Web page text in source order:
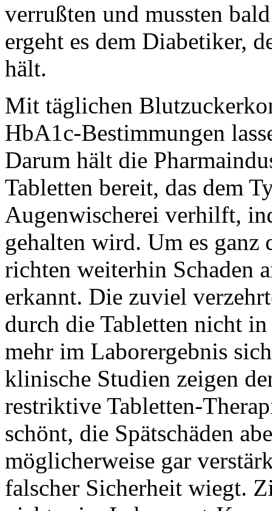
verrußten und mussten
ergeht es dem Diabetiker,
hält.
Mit täglichen
HbA1c-Bestimmungen
Darum hält die
Tabletten bereit, das dem
Augenwischerei verhilft,
gehalten wird. Um es ganz
richten weiterhin Schaden
erkannt. Die zuviel
durch die Tabletten nicht
mehr im Laborergebnis
klinische Studien zeigen
restriktive Tabletten-
schönt, die Spätschäden
möglicherweise gar
falscher Sicherheit wiegt.